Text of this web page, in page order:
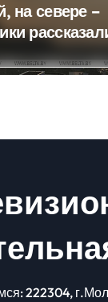
на севере –
222304,